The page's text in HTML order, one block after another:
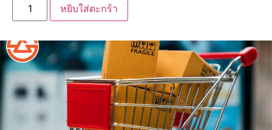
หยิบใส่ตะกร้า